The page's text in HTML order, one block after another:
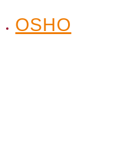
OSHOOSHO